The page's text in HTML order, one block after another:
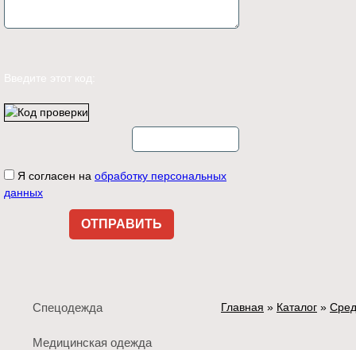
Введите этот код:
Я согласен на обработку персональных
данных
Спецодежда
Медицинская одежда
Главная » Каталог »